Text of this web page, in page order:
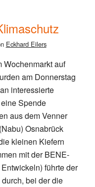
Eckhard Eilers
Wochenmarkt auf
am Donnerstag
interessierte
Spende
aus dem Venner
Osnabrück
kleinen Kiefern
mit der BENE-
führte der
bei der die